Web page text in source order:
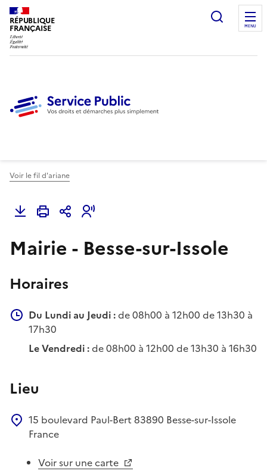
RÉPUBLIQUE
FRANÇAISE
Ouvrir
MENU
Voir le fil d'ariane
Mairie - Besse-sur-Issole
Horaires
Du Lundi au Jeudi :de 08h00 à 12h00 de 13h30 à
17h30
Le Vendredi :de 08h00 à 12h00 de 13h30 à 16h30
Lieu
15 boulevard Paul-Bert 83890 Besse-sur-Issole
France
Voir sur une carte